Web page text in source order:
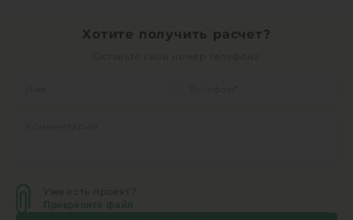
Хотите получить расчет?
Уже есть проект?
Прикрепите файл